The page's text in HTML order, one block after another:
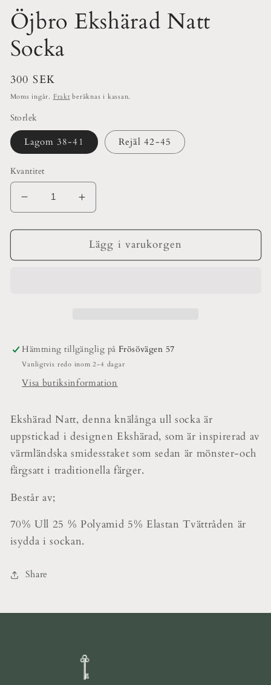
Öjbro Ekshärad Natt
Socka
Ordinarie
pris
300 SEK
Moms ingår. Fraktberäknas i kassan.
Storlek
Lagom 38-41 Rejäl 42-45
Kvantitet
Minska
kvantitet
för
Ekshärad
Öka
kvantitet
för
Öjbro
Ekshärad
Lägg i varukorgen
Hämtning tillgänglig på Frösövägen 57
Vanligtvis redo inom 2-4 dagar
Visa butiksinformation
Ekshärad Natt, denna knälånga ull socka är
uppstickad i designen Ekshärad, som är inspirerad av
värmländska smidesstaket som sedan är mönster-och
färgsatt i traditionella färger.
Består av;
70% Ull 25 % Polyamid 5% Elastan Tvättråden är
isydda i sockan.
Share